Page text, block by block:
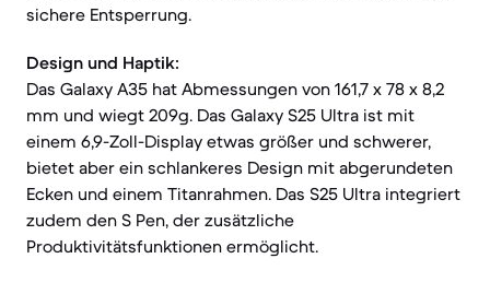
sichere Entsperrung.
Design und Haptik:
Das Galaxy A35 hat Abmessungen von 161,7 x 78 x 8,2
mm und wiegt 209g. Das Galaxy S25 Ultra ist mit
einem 6,9-Zoll-Display etwas größer und schwerer,
bietet aber ein schlankeres Design mit abgerundeten
Ecken und einem Titanrahmen. Das S25 Ultra integriert
zudem den S Pen, der zusätzliche
Produktivitätsfunktionen ermöglicht.